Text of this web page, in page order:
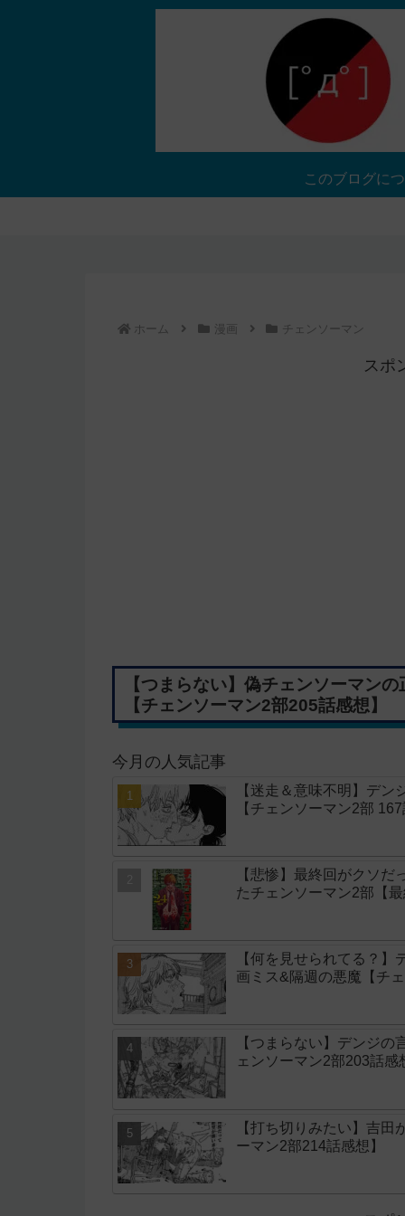
このブログに
ホーム 漫画 チェンソーマン
スポ
【つまらない】偽チェンソーマン
【チェンソーマン2部205話感想】
今月の人気記事
【迷走＆意味不明】デ
【チェンソーマン2部
【悲惨】最終回がクソ
たチェンソーマン2部【
【何を見せられてる？
画ミス&隔週の悪魔【チ
【つまらない】デンジ
ェンソーマン2部203話感
【打ち切りみたい】吉
ーマン2部214話感想】